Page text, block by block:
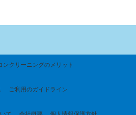
ンクリーニングのメリット
ご利用のガイドライン